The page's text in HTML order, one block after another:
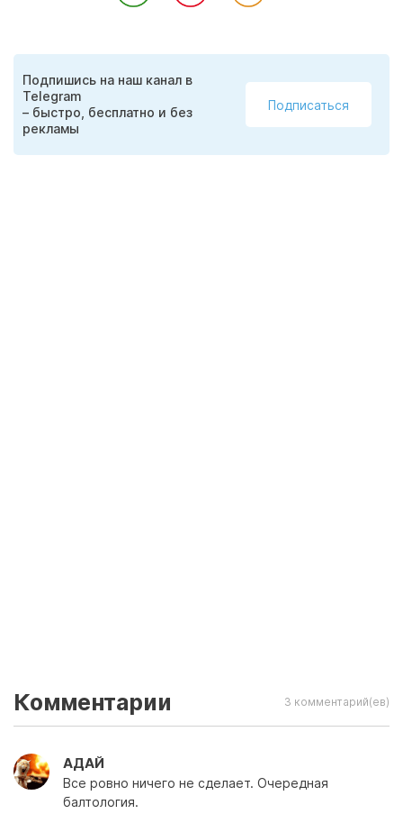
Подпишись на наш канал в
Telegram
– быстро, бесплатно и без
рекламы
Подписаться
Комментарии 3 комментарий(ев)
АДАЙ
Все ровно ничего не сделает. Очередная
балтология.